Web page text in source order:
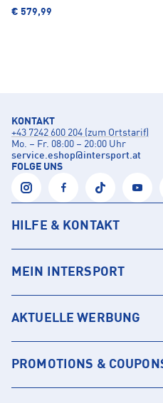
€ 579,99
KONTAKT
+43 7242 600 204 (zum Ortstarif)
Mo. – Fr. 08:00 – 20:00 Uhr
service.eshop@intersport.at
FOLGE UNS
HILFE & KONTAKT
MEIN INTERSPORT
AKTUELLE WERBUNG
PROMOTIONS &